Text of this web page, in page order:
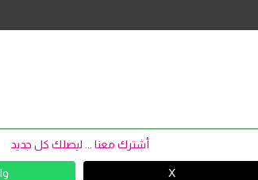
أشترك معنا ... ليصلك كل جديد
X